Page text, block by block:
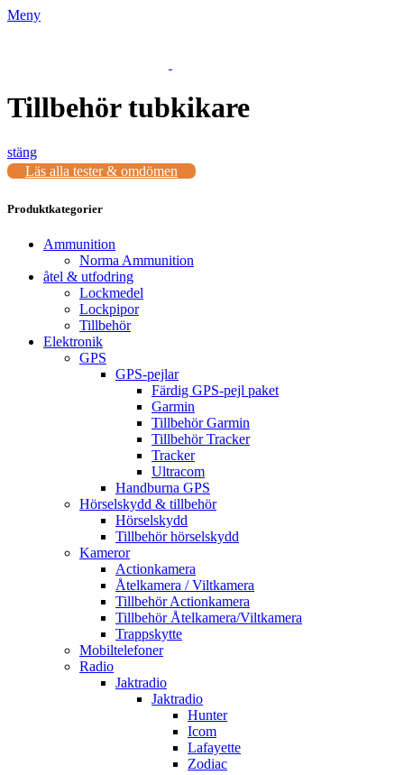
Meny
Tillbehör tubkikare
stäng
Läs alla tester & omdömen
Produktkategorier
Ammunition
Norma Ammunition
åtel & utfodring
Lockmedel
Lockpipor
Tillbehör
Elektronik
GPS
GPS-pejlar
Färdig GPS-pejl paket
Garmin
Tillbehör Garmin
Tillbehör Tracker
Tracker
Ultracom
Handburna GPS
Hörselskydd & tillbehör
Hörselskydd
Tillbehör hörselskydd
Kameror
Actionkamera
Åtelkamera / Viltkamera
Tillbehör Actionkamera
Tillbehör Åtelkamera/Viltkamera
Trappskytte
Mobiltelefoner
Radio
Jaktradio
Jaktradio
Hunter
Icom
Lafayette
Zodiac